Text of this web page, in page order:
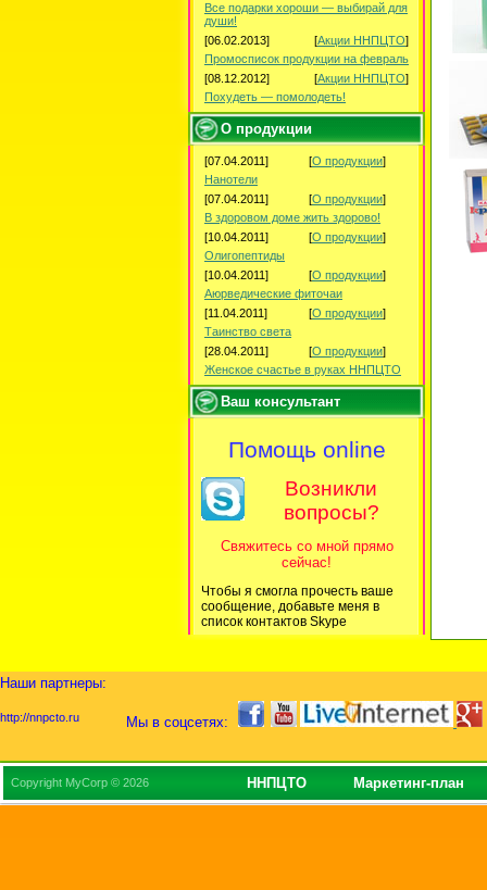
Все подарки хороши — выбирай для
души!
[06.02.2013]
[Акции ННПЦТО]
Промосписок продукции на февраль
[08.12.2012]
[Акции ННПЦТО]
Похудеть — помолодеть!
О продукции
[07.04.2011] [О продукции]
Нанотели
[07.04.2011]
[О продукции]
В здоровом доме жить здорово!
[10.04.2011]
[О продукции]
Олигопептиды
[10.04.2011]
[О продукции]
Аюрведические фиточаи
[11.04.2011]
[О продукции]
Таинство света
[28.04.2011]
[О продукции]
Женское счастье в руках ННПЦТО
Ваш консультант
Помощь online
Возникли
вопросы?
Свяжитесь со мной прямо
сейчас!
Чтобы я смогла прочесть ваше
сообщение, добавьте меня в
список контактов Skype
Наши партнеры:
Мы в соцсетях:
http://nnpcto.ru
Copyright MyCorp © 2026 ННПЦТО Маркетинг-план